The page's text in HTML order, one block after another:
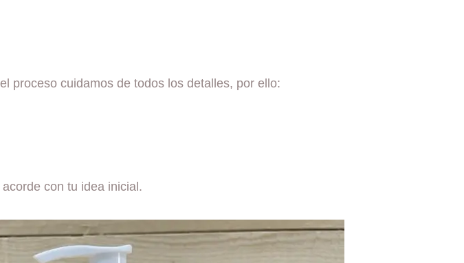
proceso cuidamos de todos los detalles, por ello:
con tu idea inicial.